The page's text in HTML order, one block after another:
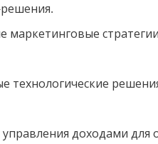
доходами для